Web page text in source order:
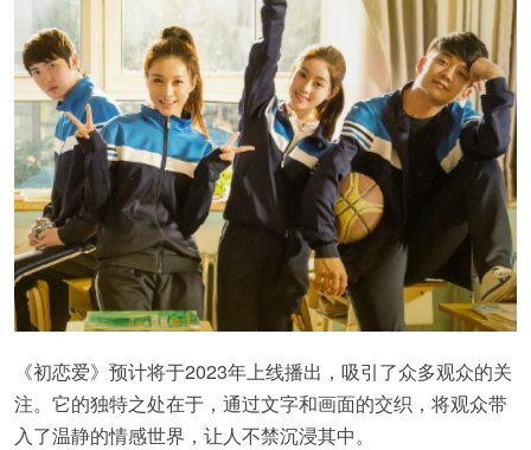
《初恋爱》预计将于2023年上线播出，吸引了众多观众的关
注。它的独特之处在于，通过文字和画面的交织，将观众带
入了温静的情感世界，让人不禁沉浸其中。